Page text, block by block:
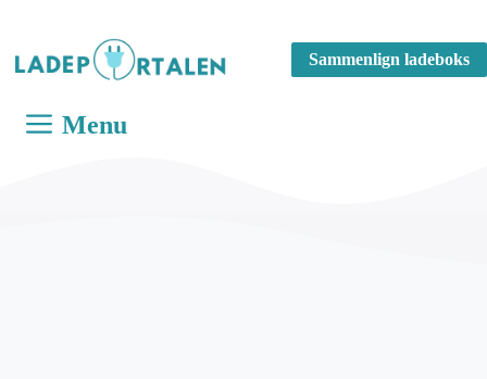
indhold
Menu
Sammenlign ladeboks